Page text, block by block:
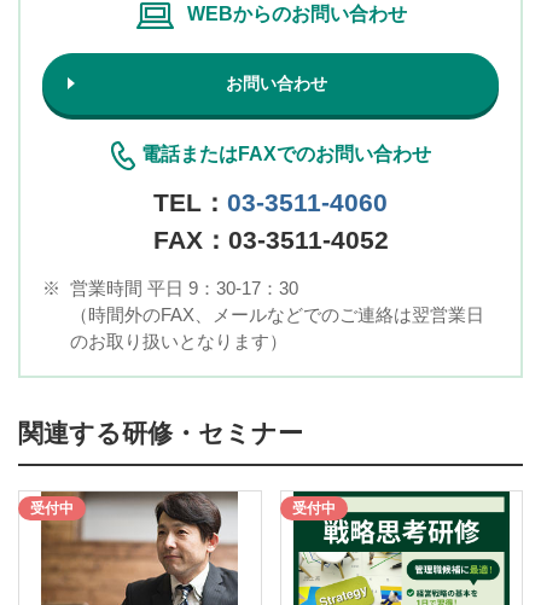
WEBからのお問い合わせ
お問い合わせ
電話またはFAXでのお問い合わせ
TEL： 03-3511-4060
FAX：03-3511-4052
※ 営業時間 平日 9：30-17：30
（時間外のFAX、メールなどでのご連絡は翌営業日
のお取り扱いとなります）
関連する研修・セミナー
受付中 受付中